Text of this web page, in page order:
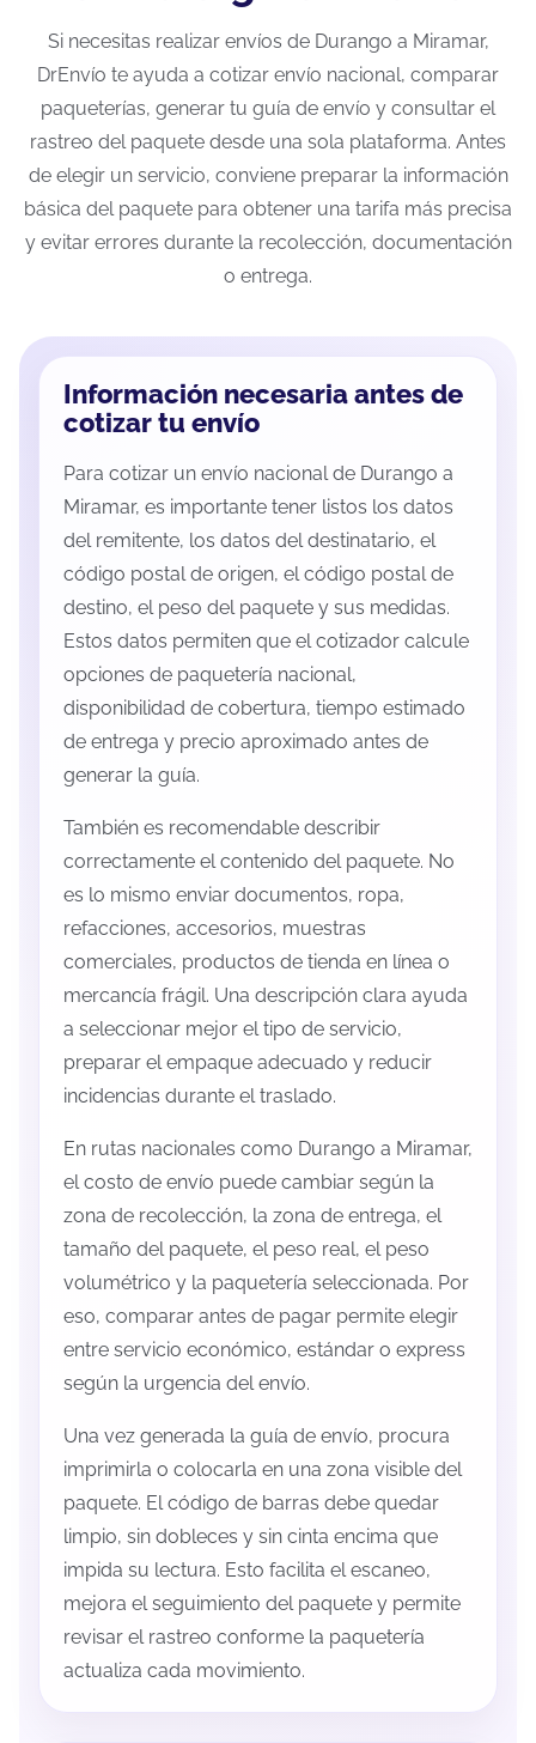
Si necesitas realizar envíos de Durango a Miramar,
DrEnvío te ayuda a cotizar envío nacional, comparar
paqueterías, generar tu guía de envío y consultar el
rastreo del paquete desde una sola plataforma. Antes
de elegir un servicio, conviene preparar la información
básica del paquete para obtener una tarifa más precisa
y evitar errores durante la recolección, documentación
o entrega.
Información necesaria antes de
cotizar tu envío
Para cotizar un envío nacional de Durango a
Miramar, es importante tener listos los datos
del remitente, los datos del destinatario, el
código postal de origen, el código postal de
destino, el peso del paquete y sus medidas.
Estos datos permiten que el cotizador calcule
opciones de paquetería nacional,
disponibilidad de cobertura, tiempo estimado
de entrega y precio aproximado antes de
generar la guía.
También es recomendable describir
correctamente el contenido del paquete. No
es lo mismo enviar documentos, ropa,
refacciones, accesorios, muestras
comerciales, productos de tienda en línea o
mercancía frágil. Una descripción clara ayuda
a seleccionar mejor el tipo de servicio,
preparar el empaque adecuado y reducir
incidencias durante el traslado.
En rutas nacionales como Durango a Miramar,
el costo de envío puede cambiar según la
zona de recolección, la zona de entrega, el
tamaño del paquete, el peso real, el peso
volumétrico y la paquetería seleccionada. Por
eso, comparar antes de pagar permite elegir
entre servicio económico, estándar o express
según la urgencia del envío.
Una vez generada la guía de envío, procura
imprimirla o colocarla en una zona visible del
paquete. El código de barras debe quedar
limpio, sin dobleces y sin cinta encima que
impida su lectura. Esto facilita el escaneo,
mejora el seguimiento del paquete y permite
revisar el rastreo conforme la paquetería
actualiza cada movimiento.